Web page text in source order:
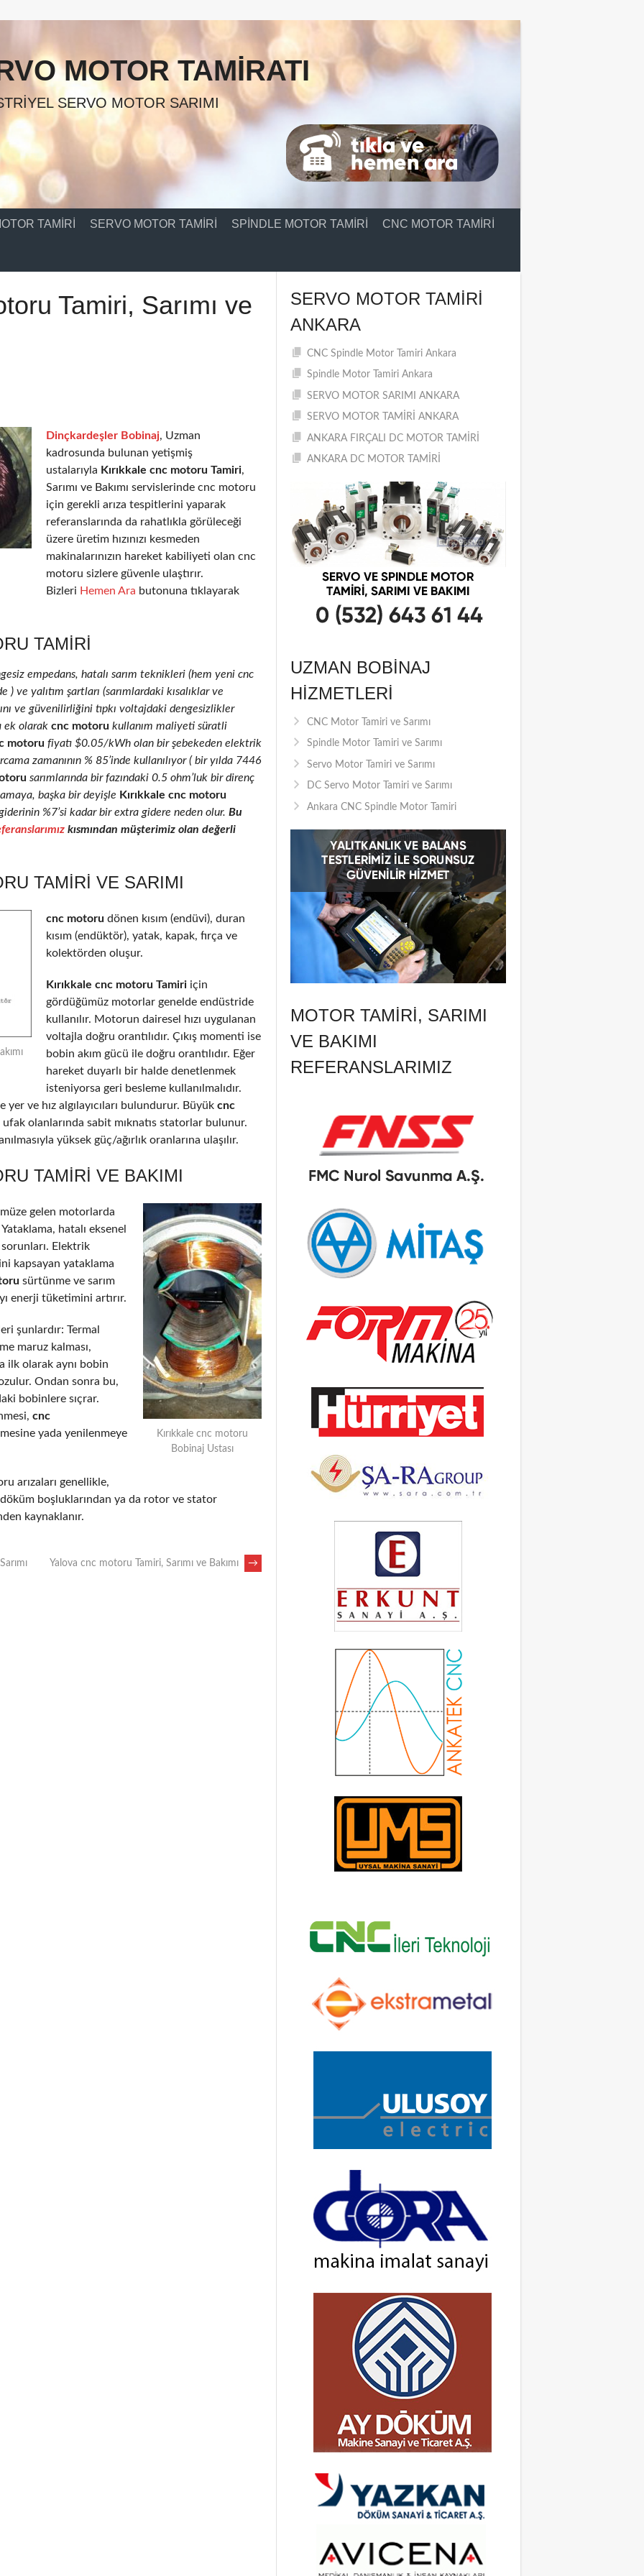
MOTOR TAMIRATI
SERVO MOTOR SARIMI
TAMIRI SERVO MOTOR TAMIRI SPINDLE MOTOR TAMIRI CNC MOTOR TAMIRI
Tamiri, Sarımı ve
Dinçkardeşler Bobinaj, Uzman
kadrosunda bulunan yetişmiş
ustalarıyla Kırıkkale cnc motoru Tamiri,
Sarımı ve Bakımı servislerinde cnc motoru
için gerekli arıza tespitlerini yaparak
referanslarında da rahatlıkla görüleceği
üzere üretim hızınızı kesmeden
makinalarınızın hareket kabiliyeti olan cnc
motoru sizlere güvenle ulaştırır.
Bizleri Hemen Ara butonuna tıklayarak
TAMIRI
empedans, hatalı sarım teknikleri (hem yeni cnc
ve yalıtım şartları (sarımlardaki kısalıklar ve
ve güvenilirliğini tıpkı voltajdaki dengesizlikler
ek olarak cnc motoru kullanım maliyeti süratli
motoru fiyatı $0.05/kWh olan bir şebekeden elektrik
zamanının % 85’inde kullanılıyor ( bir yılda 7446
sarımlarında bir fazındaki 0.5 ohm’luk bir direnç
başka bir deyişle Kırıkkale cnc motoru
%7’si kadar bir extra gidere neden olur. Bu
kısmından müşterimiz olan değerli
TAMIRI VE SARIMI
cnc motoru dönen kısım (endüvi), duran
kısım (endüktör), yatak, kapak, fırça ve
kolektörden oluşur.
Kırıkkale cnc motoru Tamiri için
gördüğümüz motorlar genelde endüstride
kullanılır. Motorun dairesel hızı uygulanan
voltajla doğru orantılıdır. Çıkış momenti ise
bobin akım gücü ile doğru orantılıdır. Eğer
hareket duyarlı bir halde denetlenmek
isteniyorsa geri besleme kullanılmalıdır.
ve hız algılayıcıları bulundurur. Büyük cnc
olanlarında sabit mıknatıs statorlar bulunur.
yüksek güç/ağırlık oranlarına ulaşılır.
TAMIRI VE BAKIMI
Kırıkkale cnc motoru
Bobinaj Ustası
gelen motorlarda
hatalı eksenel
Elektrik
kapsayan yataklama
sürtünme ve sarım
enerji tüketimini artırır.
şunlardır: Termal
maruz kalması,
ilk olarak aynı bobin
Ondan sonra bu,
bobinlere sıçrar.
cnc
yada yenilenmeye
arızaları genellikle,
döküm boşluklarından ya da rotor ve stator
kaynaklanır.
Yalova cnc motoru Tamiri, Sarımı ve Bakımı →
SERVO MOTOR TAMIRI
ANKARA
CNC Spindle Motor Tamiri Ankara
Spindle Motor Tamiri Ankara
SERVO MOTOR SARIMI ANKARA
SERVO MOTOR TAMİRİ ANKARA
ANKARA FIRÇALI DC MOTOR TAMİRİ
ANKARA DC MOTOR TAMİRİ
UZMAN BOBINAJ
HIZMETLERI
CNC Motor Tamiri ve Sarımı
Spindle Motor Tamiri ve Sarımı
Servo Motor Tamiri ve Sarımı
DC Servo Motor Tamiri ve Sarımı
Ankara CNC Spindle Motor Tamiri
MOTOR TAMIRI, SARIMI
VE BAKIMI
REFERANSLARIMIZ